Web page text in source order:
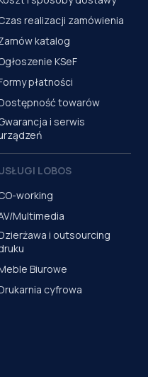
realizacji zamówienia
katalog
KSeF
płatności
towarów
i serwis
LOBOS
working
Multimedia
i outsourcing
Biurowe
cyfrowa